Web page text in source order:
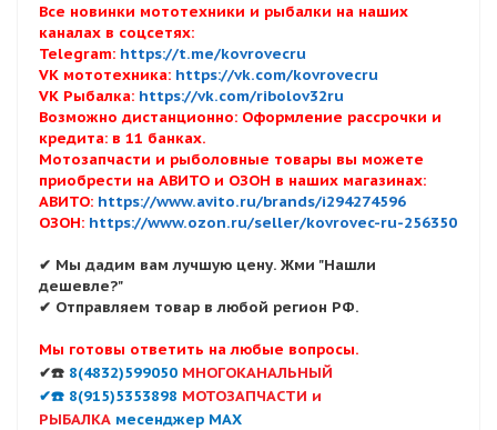
Все новинки мототехники и рыбалки на наших
каналах в соцсетях:
Telegram: https://t.me/kovrovecru
VK мототехника: https://vk.com/kovrovecru
VK Рыбалка: https://vk.com/ribolov32ru
Возможно дистанционно: Оформление рассрочки и
кредита: в 11 банках.
Мотозапчасти и рыболовные товары вы можете
приобрести на АВИТО и ОЗОН в наших магазинах:
АВИТО: https://www.avito.ru/brands/i294274596
ОЗОН: https://www.ozon.ru/seller/kovrovec-ru-256350
✔ Мы дадим вам лучшую цену. Жми "Нашли
дешевле?"
✔ Отправляем товар в любой регион РФ.
Мы готовы ответить на любые вопросы.
✔☎️ 8(4832)599050 МНОГОКАНАЛЬНЫЙ
✔☎️ 8(915)5353898 МОТОЗАПЧАСТИ и
РЫБАЛКА месенджер MAX